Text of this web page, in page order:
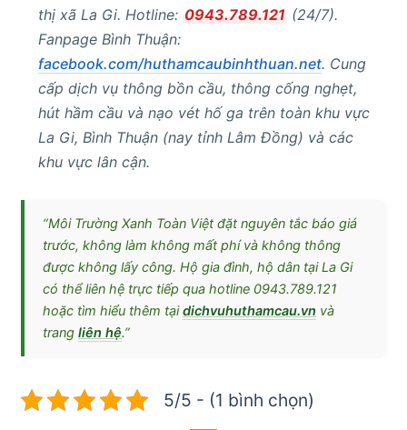
thị xã La Gi. Hotline: 0943.789.121 (24/7).
Fanpage Bình Thuận:
facebook.com/huthamcaubinhthuan.net. Cung
cấp dịch vụ thông bồn cầu, thông cống nghẹt,
hút hầm cầu và nạo vét hố ga trên toàn khu vực
La Gi, Bình Thuận (nay tỉnh Lâm Đồng) và các
khu vực lân cận.
“Môi Trường Xanh Toàn Việt đặt nguyên tắc báo giá
trước, không làm không mất phí và không thông
được không lấy công. Hộ gia đình, hộ dân tại La Gi
có thể liên hệ trực tiếp qua hotline 0943.789.121
hoặc tìm hiểu thêm tạidichvuhuthamcau.vn và
trang liên hệ.”
5/5 - (1 bình chọn)